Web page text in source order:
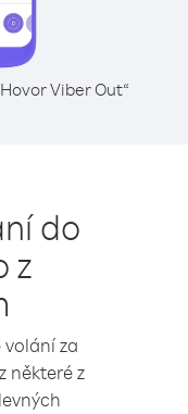
Viber Out“
do
z
volání za
některé z